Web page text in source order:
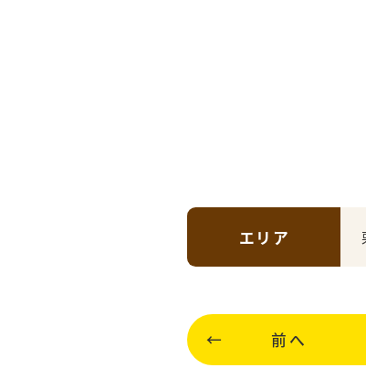
エリア
前へ